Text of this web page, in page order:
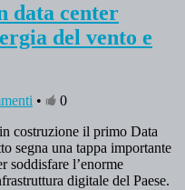
data center
del vento e
•
0
costruzione il primo Data
segna una tappa importante
soddisfare l’enorme
digitale del Paese.